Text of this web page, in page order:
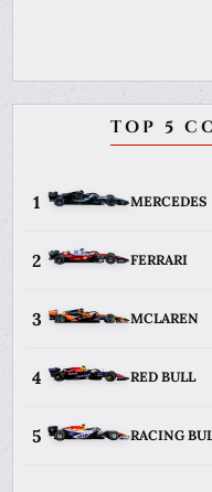
TOP 5
1 MERCEDES
2 FERRARI
3 MCLAREN
4 RED BULL
5 RACING